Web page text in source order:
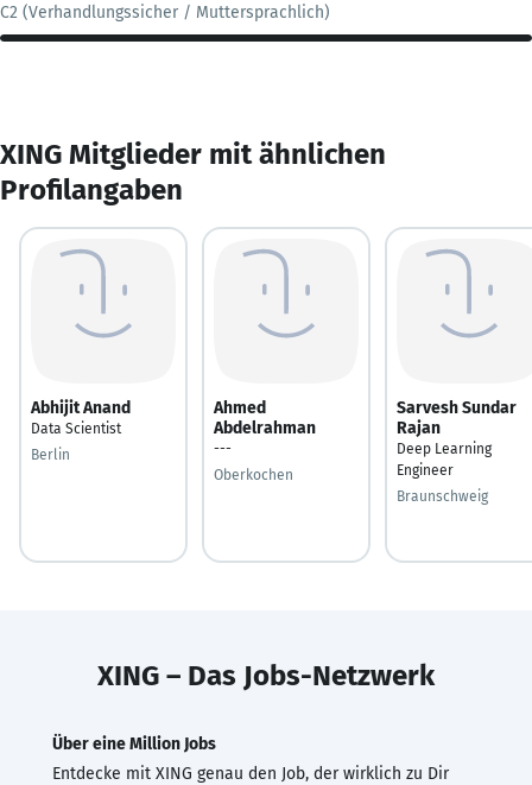
C2 (Verhandlungssicher / Muttersprachlich)
XING Mitglieder mit ähnlichen
Profilangaben
Abhijit Anand
Data Scientist
Berlin
Ahmed
Abdelrahman
---
Oberkochen
Sarvesh Sundar
Rajan
Deep Learning
Engineer
Braunschweig
XING – Das Jobs-Netzwerk
Über eine Million Jobs
Entdecke mit XING genau den Job, der wirklich zu Dir